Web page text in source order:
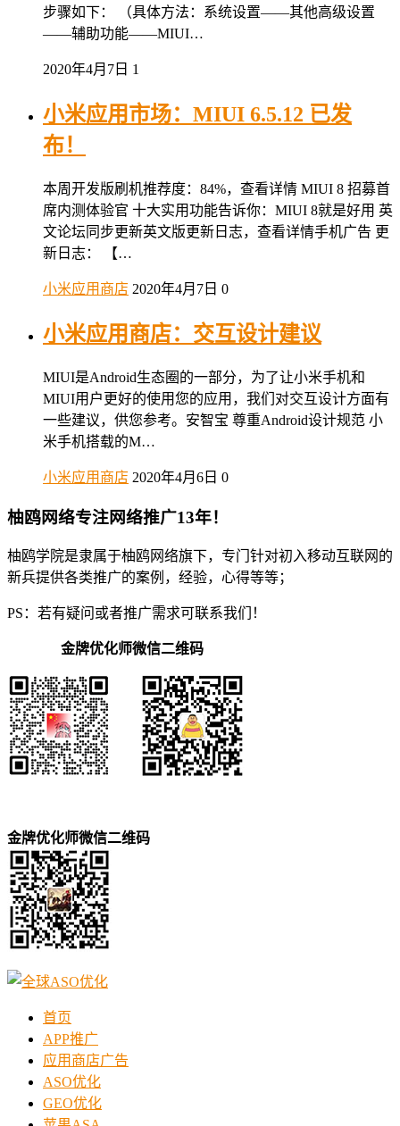
步骤如下： （具体方法：系统设置——其他高级设置
——辅助功能——MIUI…
2020年4月7日 1
小米应用市场：MIUI 6.5.12 已发
布！
本周开发版刷机推荐度：84%，查看详情 MIUI 8 招募首
席内测体验官 十大实用功能告诉你：MIUI 8就是好用 英
文论坛同步更新英文版更新日志，查看详情手机广告 更
新日志： 【…
小米应用商店 2020年4月7日 0
小米应用商店：交互设计建议
MIUI是Android生态圈的一部分，为了让小米手机和
MIUI用户更好的使用您的应用，我们对交互设计方面有
一些建议，供您参考。安智宝 尊重Android设计规范 小
米手机搭载的M…
小米应用商店 2020年4月6日 0
柚鸥网络专注网络推广13年！
柚鸥学院是隶属于柚鸥网络旗下，专门针对初入移动互联网的
新兵提供各类推广的案例，经验，心得等等；
PS：若有疑问或者推广需求可联系我们！
金牌优化师微信二维码
金牌优化师微信二维码
首页
APP推广
应用商店广告
ASO优化
GEO优化